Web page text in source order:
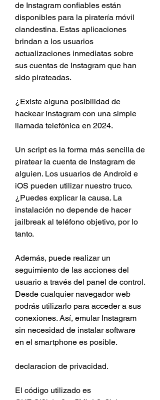
de Instagram confiables están
disponibles para la piratería móvil
clandestina. Estas aplicaciones
brindan a los usuarios
actualizaciones inmediatas sobre
sus cuentas de Instagram que han
sido pirateadas.
¿Existe alguna posibilidad de
hackear Instagram con una simple
llamada telefónica en 2024.
Un script es la forma más sencilla de
piratear la cuenta de Instagram de
alguien. Los usuarios de Android e
iOS pueden utilizar nuestro truco.
¿Puedes explicar la causa. La
instalación no depende de hacer
jailbreak al teléfono objetivo, por lo
tanto.
Además, puede realizar un
seguimiento de las acciones del
usuario a través del panel de control.
Desde cualquier navegador web
podrás utilizarlo para acceder a sus
conexiones. Así, emular Instagram
sin necesidad de instalar software
en el smartphone es posible.
declaracion de privacidad.
El código utilizado es